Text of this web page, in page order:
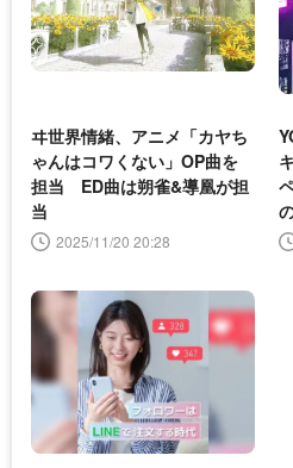
ヰ世界情緒、アニメ「カヤち
ゃんはコワくない」OP曲を
担当 ED曲は朔雀&導凰が担
当
2025/11/20 20:28